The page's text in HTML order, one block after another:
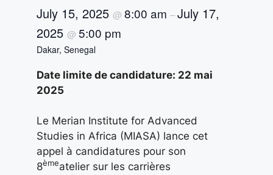
July 15, 2025 @ 8:00 am –July 17,
2025 @ 5:00 pm
Dakar, Senegal
Date limite de candidature: 22 mai
2025
Le Merian Institute for Advanced
Studies in Africa (MIASA) lance cet
appel à candidatures pour son
8èmeatelier sur les carrières